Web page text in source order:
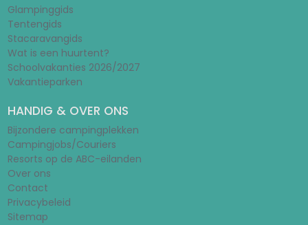
Glampinggids
Tentengids
Stacaravangids
Wat is een huurtent?
Schoolvakanties 2026/2027
Vakantieparken
HANDIG & OVER ONS
Bijzondere campingplekken
Campingjobs/Couriers
Resorts op de ABC-eilanden
Over ons
Contact
Privacybeleid
Sitemap